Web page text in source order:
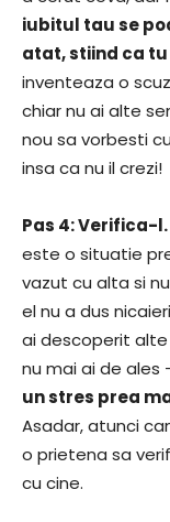
iubitul tau se
atat, stiind ca
inventeaza o
chiar nu ai alte
nou sa vorbesti
insa ca nu il crezi!
Pas 4: Verifica-l.
este o situatie
vazut cu alta si
el nu a dus
ai descoperit
nu mai ai de ales
un stres prea
Asadar, atunci
o prietena sa
cu cine.